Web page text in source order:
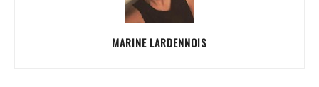
MARINE LARDENNOIS